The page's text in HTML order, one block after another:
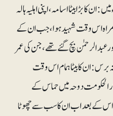
بمباری میں شہید ہوا۔ ۲۰۱۴ء میں: ان کا بڑا بیٹا اسامہ، اپنی اہلیہ ہالہ
ہمراہ اس وقت شہید ہوا، جب ان کے
عبد الرحمٰن بچ گئے تھے، جن کی عمر
ان کا بیٹا ہمام اس وقت
دوحہ میں حماس کے
اس کے بعد اب ان کا سب سے چھوٹا